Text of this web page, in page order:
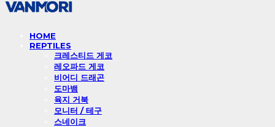
HOME
REPTILES
크레스티드 게코
레오파드 게코
비어디 드래곤
도마뱀
육지 거북
모니터 / 테구
스네이크